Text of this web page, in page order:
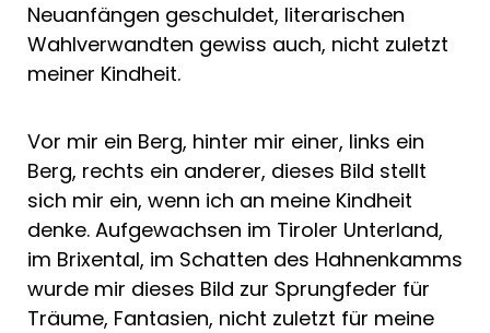
Neuanfängen geschuldet, literarischen
Wahlverwandten gewiss auch, nicht zuletzt
meiner Kindheit.
Vor mir ein Berg, hinter mir einer, links ein
Berg, rechts ein anderer, dieses Bild stellt
sich mir ein, wenn ich an meine Kindheit
denke. Aufgewachsen im Tiroler Unterland,
im Brixental, im Schatten des Hahnenkamms
wurde mir dieses Bild zur Sprungfeder für
Träume, Fantasien, nicht zuletzt für meine